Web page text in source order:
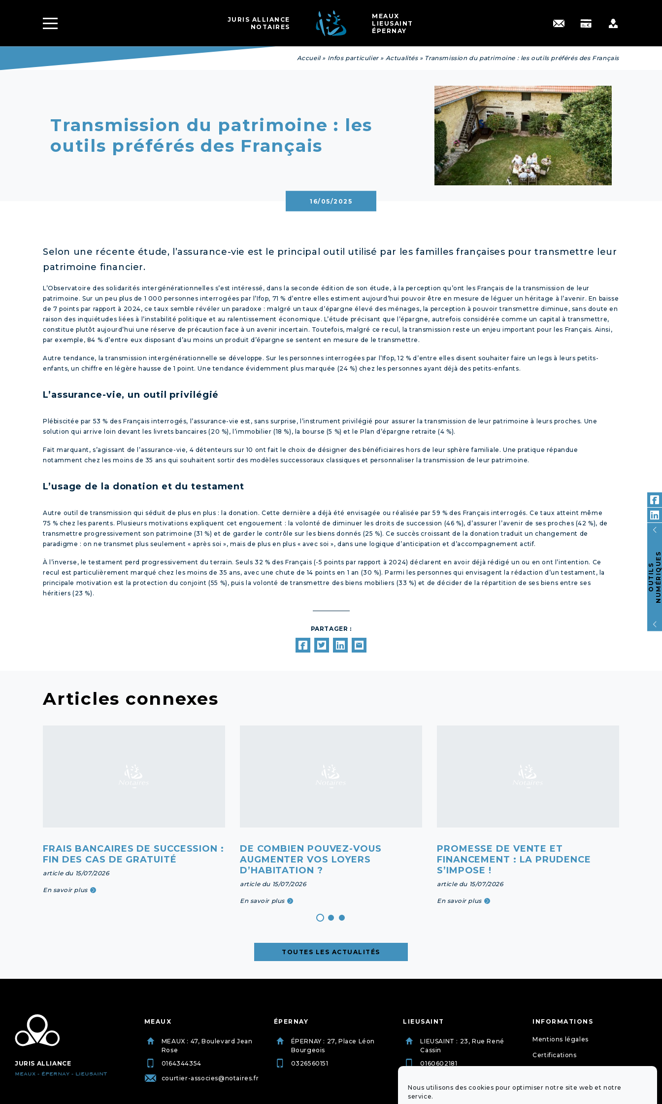
Nous utilisons des cookies pour optimiser notre site web et notre
service.
JURIS ALLIANCE
NOTAIRES
MEAUX
LIEUSAINT
ÉPERNAY
Accueil» Infos particulier» Actualités» Transmission du patrimoine : les outils préférés des Français
Transmission du patrimoine : les
outils préférés des Français
16/05/2025
Selon une récente étude, l’assurance-vie est le principal outil utilisé par les familles françaises pour transmettre leur
patrimoine financier.
L’Observatoire des solidarités intergénérationnelles s’est intéressé, dans la seconde édition de son étude, à la perception qu’ont les Français de la transmission de leur
patrimoine. Sur un peu plus de 1 000 personnes interrogées par l’Ifop, 71 % d’entre elles estiment aujourd’hui pouvoir être en mesure de léguer un héritage à l’avenir. En baisse
de 7 points par rapport à 2024, ce taux semble révéler un paradoxe : malgré un taux d’épargne élevé des ménages, la perception à pouvoir transmettre diminue, sans doute en
raison des inquiétudes liées à l’instabilité politique et au ralentissement économique. L’étude précisant que l’épargne, autrefois considérée comme un capital à transmettre,
constitue plutôt aujourd’hui une réserve de précaution face à un avenir incertain. Toutefois, malgré ce recul, la transmission reste un enjeu important pour les Français. Ainsi,
par exemple, 84 % d’entre eux disposant d’au moins un produit d’épargne se sentent en mesure de le transmettre.
Autre tendance, la transmission intergénérationnelle se développe. Sur les personnes interrogées par l’Ifop, 12 % d’entre elles disent souhaiter faire un legs à leurs petits-
enfants, un chiffre en légère hausse de 1 point. Une tendance évidemment plus marquée (24 %) chez les personnes ayant déjà des petits-enfants.
L’assurance-vie, un outil privilégié
Plébiscitée par 53 % des Français interrogés, l’assurance-vie est, sans surprise, l’instrument privilégié pour assurer la transmission de leur patrimoine à leurs proches. Une
solution qui arrive loin devant les livrets bancaires (20 %), l’immobilier (18 %), la bourse (5 %) et le Plan d’épargne retraite (4 %).
Fait marquant, s’agissant de l’assurance-vie, 4 détenteurs sur 10 ont fait le choix de désigner des bénéficiaires hors de leur sphère familiale. Une pratique répandue
notamment chez les moins de 35 ans qui souhaitent sortir des modèles successoraux classiques et personnaliser la transmission de leur patrimoine.
L’usage de la donation et du testament
Autre outil de transmission qui séduit de plus en plus : la donation. Cette dernière a déjà été envisagée ou réalisée par 59 % des Français interrogés. Ce taux atteint même
75 % chez les parents. Plusieurs motivations expliquent cet engouement : la volonté de diminuer les droits de succession (46 %), d’assurer l’avenir de ses proches (42 %), de
transmettre progressivement son patrimoine (31 %) et de garder le contrôle sur les biens donnés (25 %). Ce succès croissant de la donation traduit un changement de
paradigme : on ne transmet plus seulement « après soi », mais de plus en plus « avec soi », dans une logique d’anticipation et d’accompagnement actif.
À l’inverse, le testament perd progressivement du terrain. Seuls 32 % des Français (-5 points par rapport à 2024) déclarent en avoir déjà rédigé un ou en ont l’intention. Ce
recul est particulièrement marqué chez les moins de 35 ans, avec une chute de 14 points en 1 an (30 %). Parmi les personnes qui envisagent la rédaction d’un testament, la
principale motivation est la protection du conjoint (55 %), puis la volonté de transmettre des biens mobiliers (33 %) et de décider de la répartition de ses biens entre ses
héritiers (23 %).
PARTAGER :
Articles connexes
FRAIS BANCAIRES DE SUCCESSION :
FIN DES CAS DE GRATUITÉ
article du 15/07/2026
En savoir plus
DE COMBIEN POUVEZ-VOUS
AUGMENTER VOS LOYERS
D’HABITATION ?
article du 15/07/2026
En savoir plus
PROMESSE DE VENTE ET
FINANCEMENT : LA PRUDENCE
S’IMPOSE !
article du 15/07/2026
En savoir plus
TOUTES LES ACTUALITÉS
JURIS ALLIANCE
MEAUX - ÉPERNAY - LIEUSAINT
MEAUX
MEAUX : 47, Boulevard Jean
Rose
0164344354
courtier-associes@notaires.fr
ÉPERNAY
ÉPERNAY : 27, Place Léon
Bourgeois
0326560151
LIEUSAINT
LIEUSAINT : 23, Rue René
Cassin
0160602181
dessus.77097@notaires.fr
INFORMATIONS
Mentions légales
Certifications
Guides pratiques
O
U
T
I
L
S
N
U
M
É
R
I
Q
U
ES